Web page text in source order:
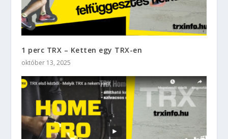
1 perc TRX – Ketten egy TRX-en
október 13, 2025